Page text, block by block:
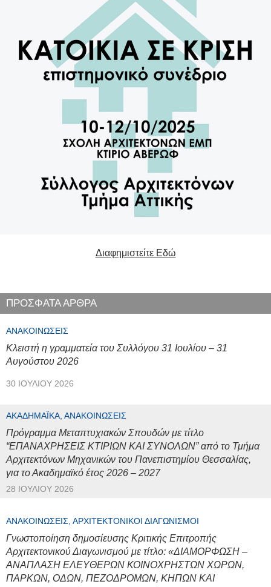
Διαφημιστείτε Εδώ
ΠΡΟΣΦΑΤΑ ΑΡΘΡΑ
ΑΝΑΚΟΙΝΏΣΕΙΣ
Κλειστή η γραμματεία του Συλλόγου 31 Ιουλίου – 31
Αυγούστου 2026
30 ΙΟΥΛΊΟΥ 2026
ΑΚΑΔΗΜΑΪΚΆ, ΑΝΑΚΟΙΝΏΣΕΙΣ
Πρόγραμμα Μεταπτυχιακών Σπουδών με τίτλο
“ΕΠΑΝΑΧΡΗΣΕΙΣ ΚΤΙΡΙΩΝ ΚΑΙ ΣΥΝΟΛΩΝ” από το Τμήμα
Αρχιτεκτόνων Μηχανικών του Πανεπιστημίου Θεσσαλίας,
για το Ακαδημαϊκό έτος 2026 – 2027
28 ΙΟΥΛΊΟΥ 2026
ΑΝΑΚΟΙΝΏΣΕΙΣ, ΑΡΧΙΤΕΚΤΟΝΙΚΟΊ ΔΙΑΓΩΝΙΣΜΟΊ
Γνωστοποίηση δημοσίευσης Κριτικής Επιτροπής
Αρχιτεκτονικού Διαγωνισμού με τίτλο: «ΔΙΑΜΟΡΦΩΣΗ –
ΑΝΑΠΛΑΣΗ ΕΛΕΥΘΕΡΩΝ ΚΟΙΝΟΧΡΗΣΤΩΝ ΧΩΡΩΝ,
ΠΑΡΚΩΝ, ΟΔΩΝ, ΠΕΖΟΔΡΟΜΩΝ, ΚΗΠΩΝ ΚΑΙ